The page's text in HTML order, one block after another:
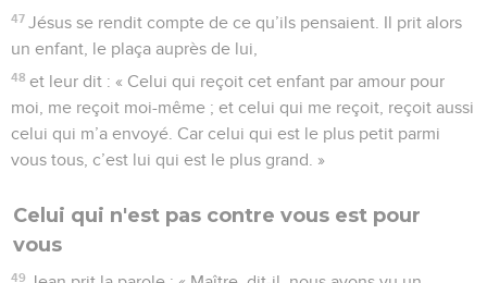
47 Jésus se rendit compte de ce qu’ils pensaient. Il prit alors
un enfant, le plaça auprès de lui,
48 et leur dit : « Celui qui reçoit cet enfant par amour pour
moi, me reçoit moi-même ; et celui qui me reçoit, reçoit aussi
celui qui m’a envoyé. Car celui qui est le plus petit parmi
vous tous, c’est lui qui est le plus grand. »
Celui qui n'est pas contre vous est pour
vous
49